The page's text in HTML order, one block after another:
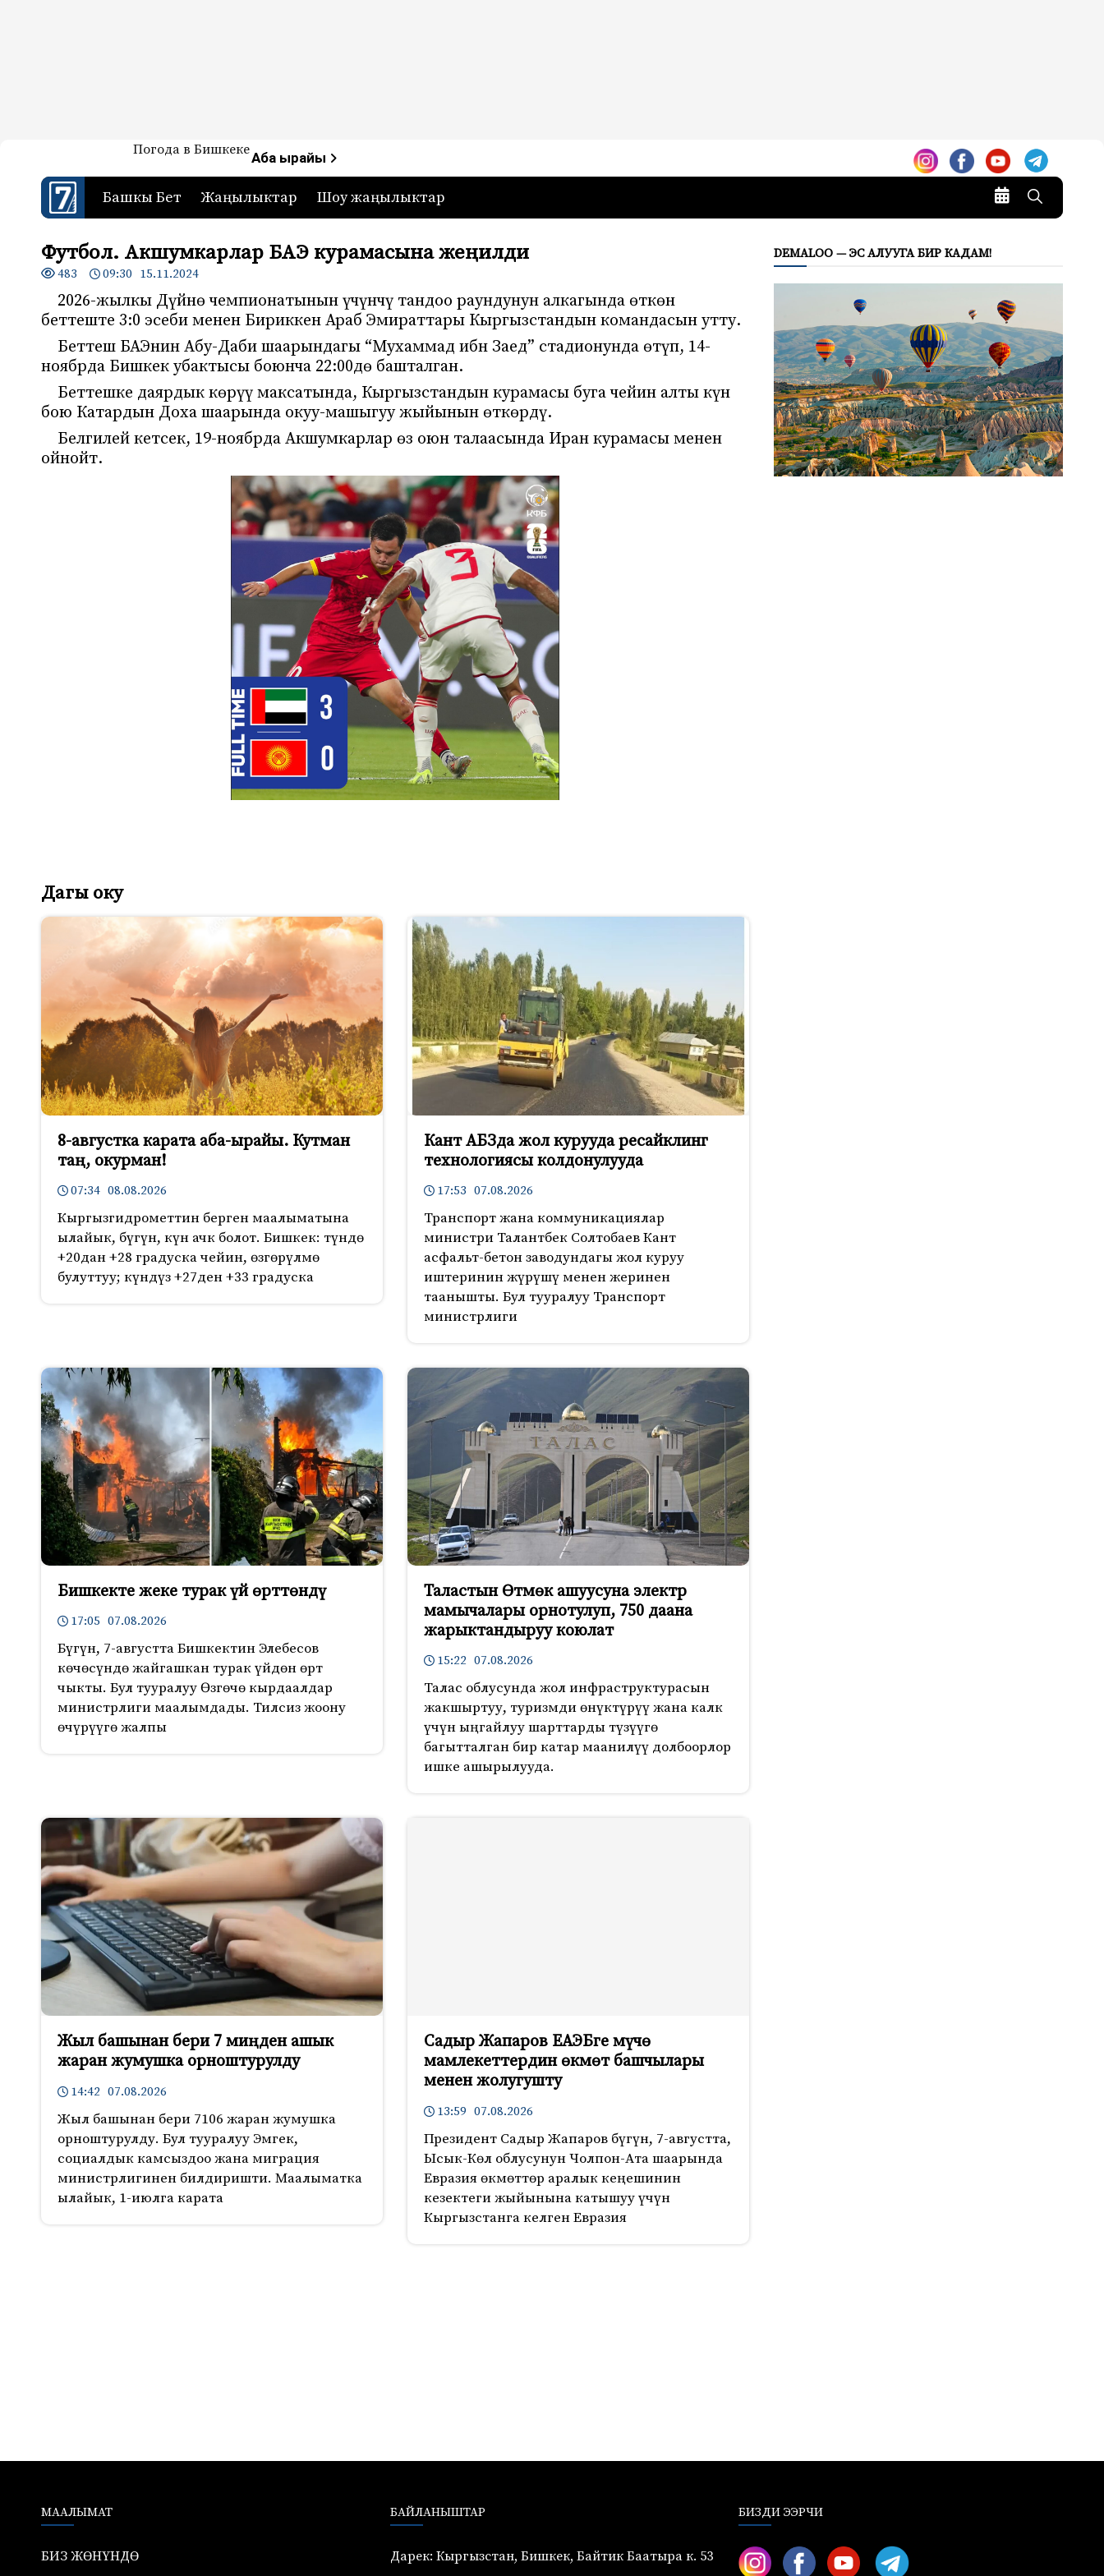
7-канал. Жаңылыктар — Кыргызстан
Жаңылыктар — Кыргызстан
Погода в БишкекеАба ырайы
Башкы Бет Жаңылыктар Шоу жаңылыктар
Футбол. Акшумкарлар БАЭ курамасына жеңилди
483 09:30 15.11.2024
2026-жылкы Дүйнө чемпионатынын үчүнчү тандоо раундунун алкагында өткөн
беттеште 3:0 эсеби менен Бириккен Араб Эмираттары Кыргызстандын командасын утту.
Беттеш БАЭнин Абу-Даби шаарындагы “Мухаммад ибн Заед” стадионунда өтүп, 14-
ноябрда Бишкек убактысы боюнча 22:00дө башталган.
Беттешке даярдык көрүү максатында, Кыргызстандын курамасы буга чейин алты күн
бою Катардын Доха шаарында окуу-машыгуу жыйынын өткөрдү.
Белгилей кетсек, 19-ноябрда Акшумкарлар өз оюн талаасында Иран курамасы менен
ойнойт.
Дагы оку
8-августка карата аба-ырайы. Кутман
таң, окурман!
07:34 08.08.2026
Кыргызгидрометтин берген маалыматына
ылайык, бүгүн, күн ачк болот. Бишкек: түндө
+20дан +28 градуска чейин, өзгөрүлмө
булуттуу; күндүз +27ден +33 градуска
Кант АБЗда жол курууда ресайклинг
технологиясы колдонулууда
17:53 07.08.2026
Транспорт жана коммуникациялар
министри Талантбек Солтобаев Кант
асфальт-бетон заводундагы жол куруу
иштеринин жүрүшү менен жеринен
таанышты. Бул тууралуу Транспорт
министрлиги
Бишкекте жеке турак үй өрттөндү
17:05 07.08.2026
Бүгүн, 7-августта Бишкектин Элебесов
көчөсүндө жайгашкан турак үйдөн өрт
чыкты. Бул тууралуу Өзгөчө кырдаалдар
министрлиги маалымдады. Тилсиз жоону
өчүрүүгө жалпы
Таластын Өтмөк ашуусуна электр
мамычалары орнотулуп, 750 даана
жарыктандыруу коюлат
15:22 07.08.2026
Талас облусунда жол инфраструктурасын
жакшыртуу, туризмди өнүктүрүү жана калк
үчүн ыңгайлуу шарттарды түзүүгө
багытталган бир катар маанилүү долбоорлор
ишке ашырылууда.
Жыл башынан бери 7 миңден ашык
жаран жумушка орноштурулду
14:42 07.08.2026
Жыл башынан бери 7106 жаран жумушка
орноштурулду. Бул тууралуу Эмгек,
социалдык камсыздоо жана миграция
министрлигинен билдиришти. Маалыматка
ылайык, 1-июлга карата
Садыр Жапаров ЕАЭБге мүчө
мамлекеттердин өкмөт башчылары
менен жолугушту
13:59 07.08.2026
Президент Садыр Жапаров бүгүн, 7-августта,
Ысык-Көл облусунун Чолпон-Ата шаарында
Евразия өкмөттөр аралык кеңешинин
кезектеги жыйынына катышуу үчүн
Кыргызстанга келген Евразия
DEMALOO — ЭС АЛУУГА БИР КАДАМ!
МААЛЫМАТ
БИЗ ЖӨНҮНДӨ
БАЙЛАНЫШТАР
Дарек: Кыргызстан, Бишкек, Байтик Баатыра к. 53
БИЗДИ ЭЭРЧИ